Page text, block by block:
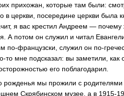
прихожан, которые там были:
в церкви, посередине церкви была
я вас крестил Андреем —
А потом он служил и читал
французски, служил он по-
то мне подсказал: вы заметили, как
его поблагодарил.
рожденья мы прожили с
Скрябинском музее, а в 1915-